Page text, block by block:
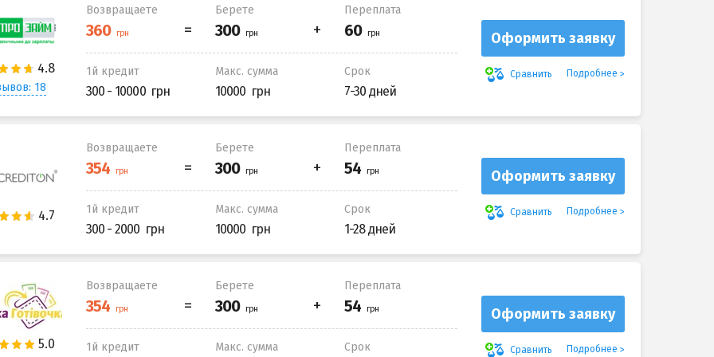
18
Возвращаете Берете Переплата
1й кредит
300 - 10000
Макс. сумма
10000
Срок
7-30 дней
Оформить заявку
Сравнить Подробнее
Возвращаете Берете Переплата
1й кредит
300 - 2000
Макс. сумма
10000
Срок
1-28 дней
Оформить заявку
Сравнить Подробнее
Возвращаете Берете Переплата
1й кредит Макс. сумма Срок
Оформить заявку
Сравнить Подробнее